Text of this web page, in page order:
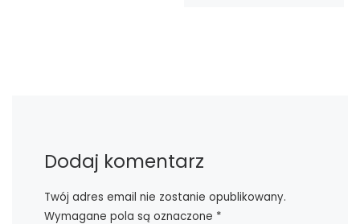
Dodaj komentarz
Twój adres email nie zostanie opublikowany.
Wymagane pola są oznaczone *